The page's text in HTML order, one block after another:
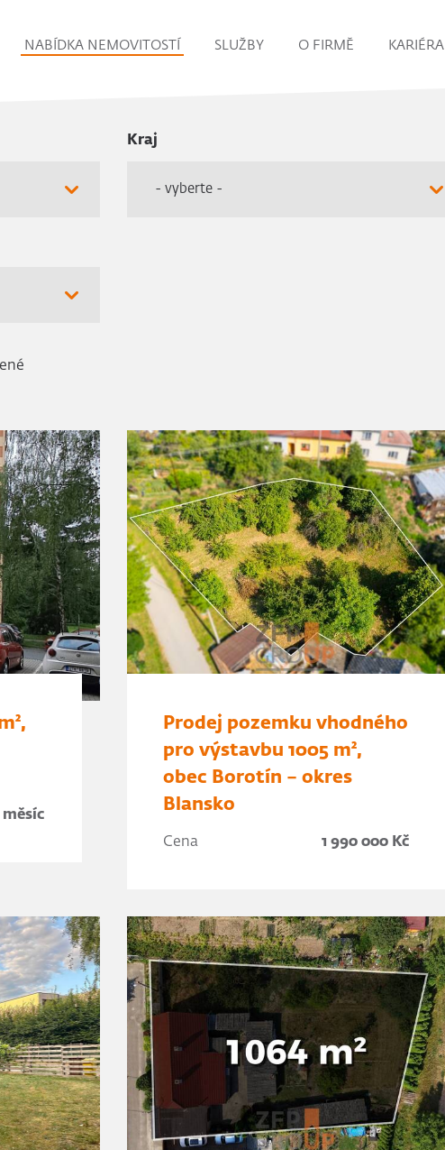
NABÍDKA NEMOVITOSTÍ SLUŽBY O FIRMĚ KARIÉRA
Kraj
- vyberte -
měsíc
Prodej pozemku vhodného
pro výstavbu 1005 m²,
obec Borotín – okres
Blansko
Cena 1 990 000 Kč